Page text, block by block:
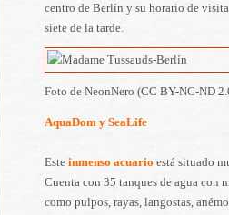
centro de Berlín y su horario de
siete de la tarde.
Foto de NeonNero (CC BY-NC-ND
AquaDom y SeaLife
Este inmenso acuario está situado
Cuenta con 35 tanques de agua con
como pulpos, rayas, langostas,